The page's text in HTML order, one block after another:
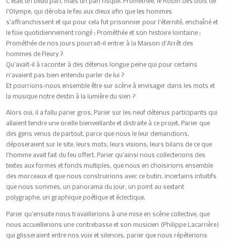
l’Olympe, qui déroba le feu aux dieux afin que les hommes
s’affranchissent et qui pour cela fut prisonnier pour l’éternité, enchaîné et
le foie quotidiennement rongé ; Prométhée et son histoire lointaine ;
Prométhée de nos jours pourrait-il entrer à la Maison d’Arrêt des
hommes de Fleury ?
Qu’avait-il à raconter à des détenus longue peine qui pour certains
n’avaient pas bien entendu parler de lui ?
Et pourrions-nous ensemble être sur scène à envisager dans les mots et
la musique notre destin à la lumière du sien ?
Alors oui, il a fallu parier gros. Parier sur les neuf détenus participants qui
allaient tendre une oreille bienveillante et distraite à ce projet. Parier que
des gens venus de partout, parce que nous le leur demandions,
déposeraient sur le site, leurs mots, leurs visions, leurs bilans de ce que
l’homme avait fait du feu offert. Parier qu’ainsi nous collecterions des
textes aux formes et fonds multiples, que nous en choisirions ensemble
des morceaux et que nous construirions avec ce butin, incertains intuitifs
que nous sommes, un panorama du jour, un point au sextant
polygraphe, un graphique poétique et éclectique.
Parier qu’ensuite nous travaillerions à une mise en scène collective, que
nous accueillerions une contrebasse et son musicien (Philippe Lacarrière)
qui glisseraient entre nos voix et silences, parier que nous répéterions